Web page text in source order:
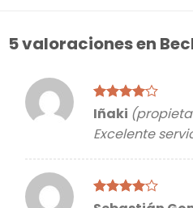
5 valoraciones en
Valorado
de
5
Iñaki
Excelente
Valorado